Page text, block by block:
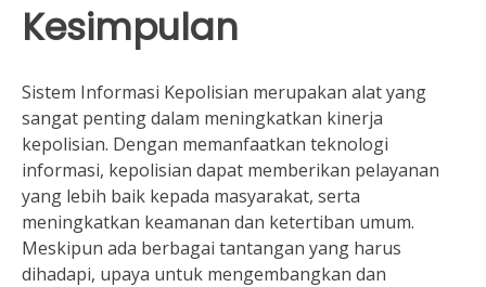
Kesimpulan
Sistem Informasi Kepolisian merupakan alat yang
sangat penting dalam meningkatkan kinerja
kepolisian. Dengan memanfaatkan teknologi
informasi, kepolisian dapat memberikan pelayanan
yang lebih baik kepada masyarakat, serta
meningkatkan keamanan dan ketertiban umum.
Meskipun ada berbagai tantangan yang harus
dihadapi, upaya untuk mengembangkan dan